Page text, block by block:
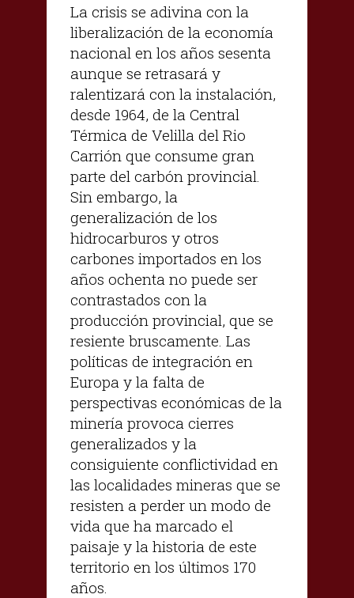
La crisis se adivina con la
liberalización de la economía
nacional en los años sesenta
aunque se retrasará y
ralentizará con la instalación,
desde 1964, de la Central
Térmica de Velilla del Rio
Carrión que consume gran
parte del carbón provincial.
Sin embargo, la
generalización de los
hidrocarburos y otros
carbones importados en los
años ochenta no puede ser
contrastados con la
producción provincial, que se
resiente bruscamente. Las
políticas de integración en
Europa y la falta de
perspectivas económicas de la
minería provoca cierres
generalizados y la
consiguiente conflictividad en
las localidades mineras que se
resisten a perder un modo de
vida que ha marcado el
paisaje y la historia de este
territorio en los últimos 170
años.